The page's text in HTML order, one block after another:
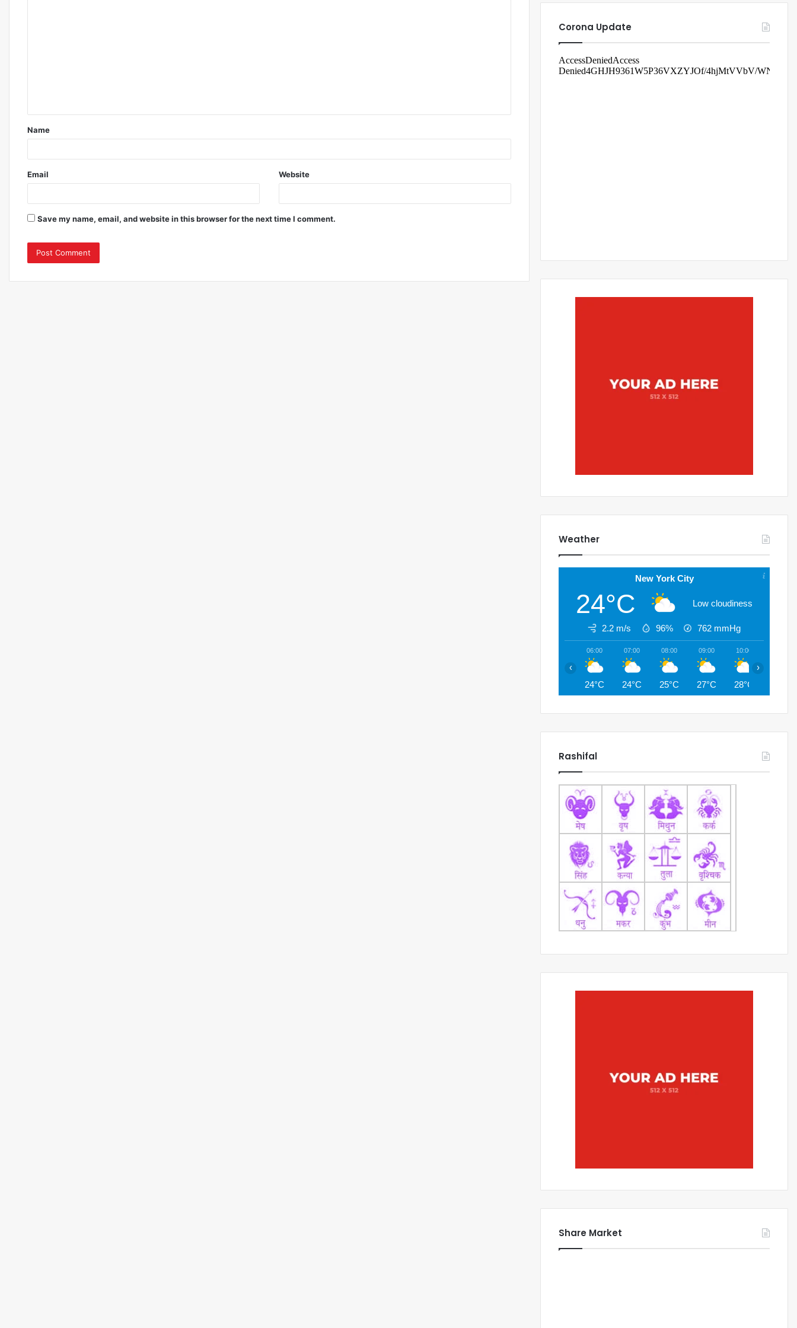
Name
Email Website
Save my name, email, and website in this browser for the next time I comment.
Corona Update
Weather
New York City
24°C Low cloudiness
2.2 m/s 96% 762 mmHg
06:00
24°C
07:00
24°C
08:00
25°C
09:00
27°C
10:00
28°C
‹ ›
Rashifal
Share Market